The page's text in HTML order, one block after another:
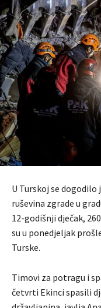
U Turskoj se dogodilo
ruševina zgrade u
12-godišnji dječak,
su u ponedjeljak
Turske.
Timovi za potragu i
četvrti Ekinci spasili